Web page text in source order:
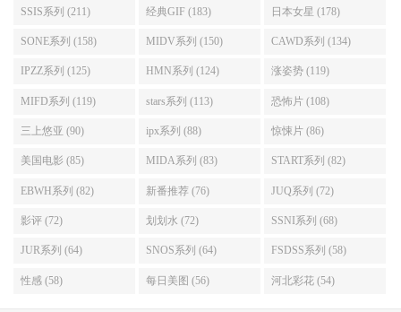
SSIS系列 (211) 经典GIF (183) 日本女星 (178)
SONE系列 (158) MIDV系列 (150) CAWD系列 (134)
IPZZ系列 (125) HMN系列 (124) 涨姿势 (119)
MIFD系列 (119) stars系列 (113) 恐怖片 (108)
三上悠亚 (90) ipx系列 (88) 惊悚片 (86)
美国电影 (85) MIDA系列 (83) START系列 (82)
EBWH系列 (82) 新番推荐 (76) JUQ系列 (72)
影评 (72) 划划水 (72) SSNI系列 (68)
JUR系列 (64) SNOS系列 (64) FSDSS系列 (58)
性感 (58) 每日美图 (56) 河北彩花 (54)